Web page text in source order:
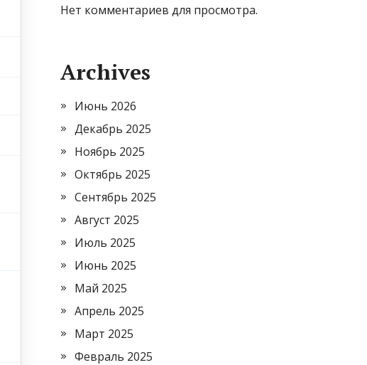
Нет комментариев для просмотра.
Archives
Июнь 2026
Декабрь 2025
Ноябрь 2025
Октябрь 2025
Сентябрь 2025
Август 2025
Июль 2025
Июнь 2025
Май 2025
Апрель 2025
Март 2025
Февраль 2025